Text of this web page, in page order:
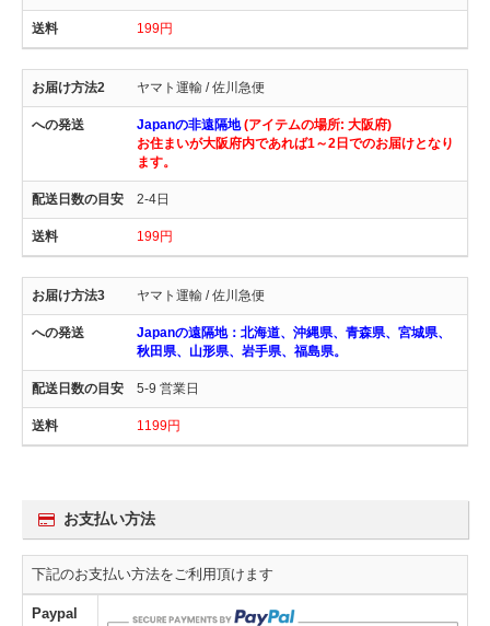
199円
ヤマト運輸 / 佐川急便
Japanの非遠隔地(アイテムの場所: 大阪府)
お住まいが大阪府内であれば1～2日でのお届けとなり
ます。
2-4日
199円
ヤマト運輸 / 佐川急便
Japanの遠隔地：北海道、沖縄県、青森県、宮城県、
秋田県、山形県、岩手県、福島県。
5-9 営業日
1199円
お支払い方法
下記のお支払い方法をご利用頂けます
Paypal